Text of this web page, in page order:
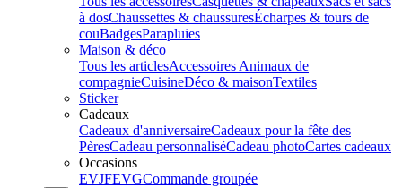
à dosChaussettes & chaussuresÉcharpes & tours de
couBadgesParapluies
Maison & déco
Tous les articlesAccessoires Animaux de
compagnieCuisineDéco & maisonTextiles
Sticker
Cadeaux
Cadeaux d'anniversaireCadeaux pour la fête des
PèresCadeau personnaliséCadeau photoCartes cadeaux
Occasions
EVJFEVGCommande groupée